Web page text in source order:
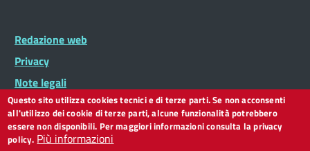
Footer
Widget
Footer
menu
Redazione web
Privacy
Note legali
Dichiarazione di accessibilità
CC BY 3.0 IT
Questo sito utilizza cookies tecnici e di terze parti. Se non acconsenti
all'utilizzo dei cookie di terze parti, alcune funzionalità potrebbero
essere non disponibili. Per maggiori informazioni consulta la privacy
policy. Più informazioni